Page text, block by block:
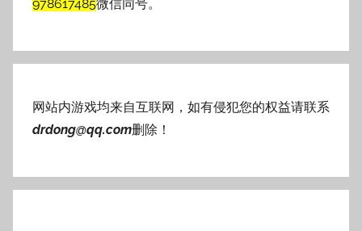
978617485微信同号。
网站内游戏均来自互联网，如有侵犯您的权益请联系
drdong@qq.com删除！